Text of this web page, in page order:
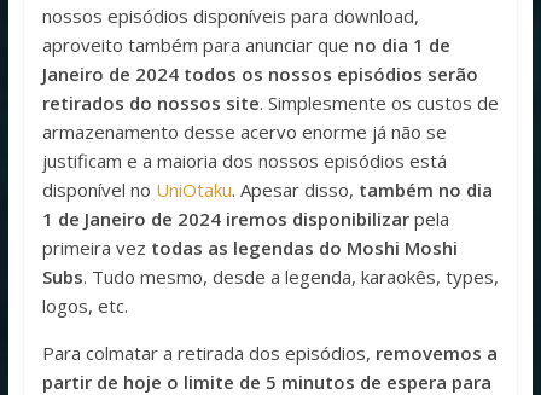
nossos episódios disponíveis para download,
aproveito também para anunciar que no dia 1 de
Janeiro de 2024 todos os nossos episódios serão
retirados do nossos site. Simplesmente os custos de
armazenamento desse acervo enorme já não se
justificam e a maioria dos nossos episódios está
disponível no UniOtaku. Apesar disso, também no dia
1 de Janeiro de 2024 iremos disponibilizarpela
primeira vez todas as legendas do Moshi Moshi
Subs. Tudo mesmo, desde a legenda, karaokês, types,
logos, etc.
Para colmatar a retirada dos episódios, removemos a
partir de hoje o limite de 5 minutos de espera para